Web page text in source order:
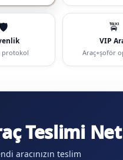
🛡️
protokol
🚖
VIP
Araç+şoför
Teslimi
aracınızın teslim